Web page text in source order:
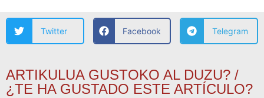
Twitter Facebook Telegram
ARTIKULUA GUSTOKO AL DUZU? /
¿TE HA GUSTADO ESTE ARTÍCULO?